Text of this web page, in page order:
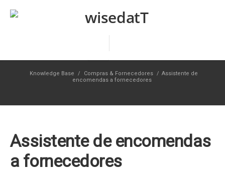
Knowledge Base / Compras & Fornecedores / Assistente de
encomendas a fornecedores
Assistente de encomendas
a fornecedores